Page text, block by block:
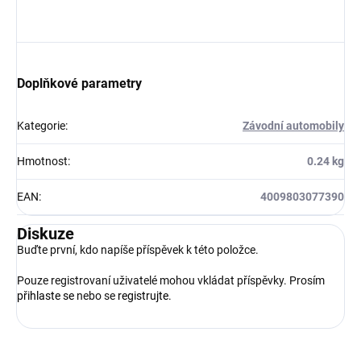
Doplňkové parametry
Kategorie: Závodní automobily
Hmotnost: 0.24 kg
EAN: 4009803077390
Diskuze
Buďte první, kdo napíše příspěvek k této položce.
Pouze registrovaní uživatelé mohou vkládat příspěvky. Prosím
přihlaste se nebo se registrujte.